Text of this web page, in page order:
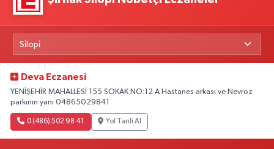
Deva Eczanesi
YENİŞEHİR MAHALLESİ 155 SOKAK NO:12 A Hastanes arkası ve Nevroz
parkının yanı 04865029841
0 (486) 502 98 41 Yol Tarifi Al